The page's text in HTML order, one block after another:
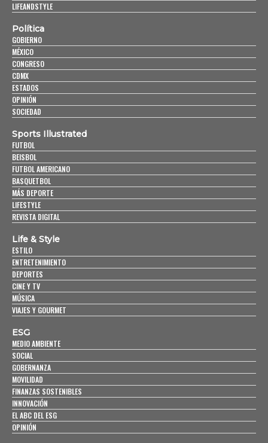
LIFEANDSTYLE
Política
GOBIERNO
MÉXICO
CONGRESO
CDMX
ESTADOS
OPINIÓN
SOCIEDAD
Sports Illustrated
FUTBOL
BEISBOL
FUTBOL AMERICANO
BASQUETBOL
MÁS DEPORTE
LIFESTYLE
REVISTA DIGITAL
Life & Style
ESTILO
ENTRETENIMIENTO
DEPORTES
CINE Y TV
MÚSICA
VIAJES Y GOURMET
ESG
MEDIO AMBIENTE
SOCIAL
GOBERNANZA
MOVILIDAD
FINANZAS SOSTENIBLES
INNOVACIÓN
EL ABC DEL ESG
OPINIÓN